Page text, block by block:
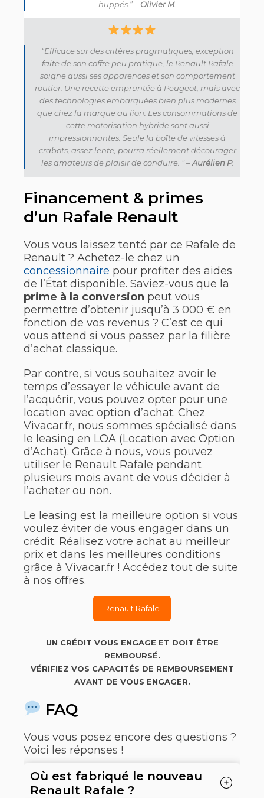
huppés.” – Olivier M.
“Efficace sur des critères pragmatiques, exception
faite de son coffre peu pratique, le Renault Rafale
soigne aussi ses apparences et son comportement
routier. Une recette empruntée à Peugeot, mais avec
des technologies embarquées bien plus modernes
que chez la marque au lion. Les consommations de
cette motorisation hybride sont aussi
impressionnantes. Seule la boîte de vitesses à
crabots, assez lente, pourra réellement décourager
les amateurs de plaisir de conduire. ” –Aurélien P.
Financement & primes
d’un Rafale Renault
Vous vous laissez tenté par ce Rafale de
Renault ? Achetez-le chez un
concessionnaire pour profiter des aides
de l’État disponible. Saviez-vous que la
prime à la conversion peut vous
permettre d’obtenir jusqu’à 3 000 € en
fonction de vos revenus ? C’est ce qui
vous attend si vous passez par la filière
d’achat classique.
Par contre, si vous souhaitez avoir le
temps d’essayer le véhicule avant de
l’acquérir, vous pouvez opter pour une
location avec option d’achat. Chez
Vivacar.fr, nous sommes spécialisé dans
le leasing en LOA (Location avec Option
d’Achat). Grâce à nous, vous pouvez
utiliser le Renault Rafale pendant
plusieurs mois avant de vous décider à
l’acheter ou non.
Le leasing est la meilleure option si vous
voulez éviter de vous engager dans un
crédit. Réalisez votre achat au meilleur
prix et dans les meilleures conditions
grâce à Vivacar.fr ! Accédez tout de suite
à nos offres.
Renault Rafale
UN CRÉDIT VOUS ENGAGE ET DOIT ÊTRE
REMBOURSÉ.
VÉRIFIEZ VOS CAPACITÉS DE REMBOURSEMENT
AVANT DE VOUS ENGAGER.
FAQ
Vous vous posez encore des questions ?
Voici les réponses !
Où est fabriqué le nouveau
Renault Rafale ?